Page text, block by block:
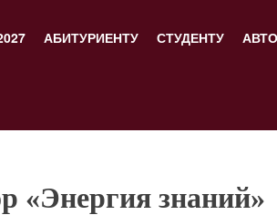
АБИТУРИЕНТУ СТУДЕНТУ
«Энергия знаний»